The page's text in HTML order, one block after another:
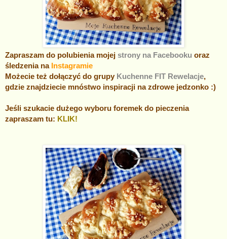
Zapraszam do polubienia mojej strony na Facebooku oraz
śledzenia na Instagramie
Możecie też dołączyć do grupy Kuchenne FIT Rewelacje,
gdzie znajdziecie mnóstwo inspiracji na zdrowe jedzonko :)
Jeśli szukacie dużego wyboru foremek do pieczenia
zapraszam tu: KLIK!